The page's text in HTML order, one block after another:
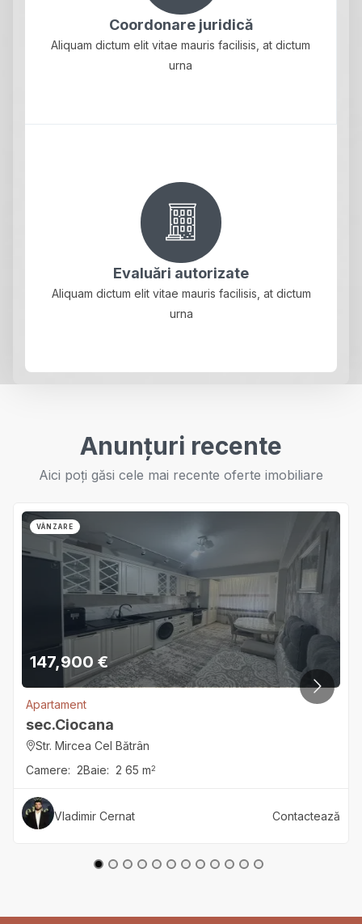
Coordonare juridică
Aliquam dictum elit vitae mauris facilisis, at dictum
urna
Evaluări autorizate
Aliquam dictum elit vitae mauris facilisis, at dictum
urna
Anunțuri recente
Aici poți găsi cele mai recente oferte imobiliare
VÂNZARE
147,900 €
Apartament
sec.Ciocana
Str. Mircea Cel Bătrân
Camere: 2Baie: 2 65 m2
Vladimir Cernat Contactează